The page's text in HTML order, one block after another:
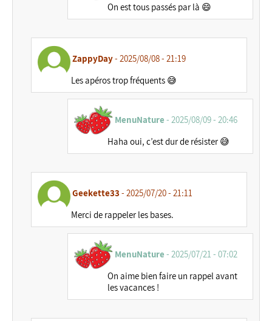
On est tous passés par là 😄
ZappyDay- 2025/08/08 - 21:19
Les apéros trop fréquents 😅
MenuNature - 2025/08/09 - 20:46
Haha oui, c’est dur de résister 😅
Geekette33 - 2025/07/20 - 21:11
Merci de rappeler les bases.
MenuNature - 2025/07/21 - 07:02
On aime bien faire un rappel avant
les vacances !